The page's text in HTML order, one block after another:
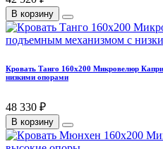
В корзину
Кровать Танго 160х200 Микровелюр
низкими опорами
48 330 ₽
В корзину